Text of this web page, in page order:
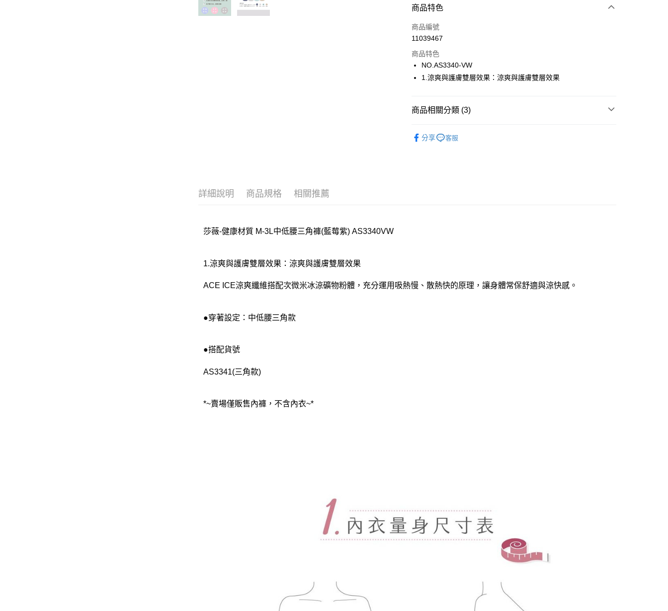
街口支付
ATM付款
全家取貨付款
付款後全家取貨
商品特色
商品編號
11039467
商品特色
NO.AS3340-VW
1.涼爽與護膚雙層效果：涼爽與護膚雙層效果
商品相關分類 (3)
分享 客服
詳細說明 商品規格 相關推薦
莎薇-健康材質 M-3L中低腰三角褲(藍莓紫) AS3340VW
1.涼爽與護膚雙層效果：涼爽與護膚雙層效果
ACE ICE涼爽纖維搭配次微米冰涼礦物粉體，充分運用吸熱慢、散熱快的原理，讓身體常保舒適與涼快感。
●穿著設定：中低腰三角款
●搭配貨號
AS3341(三角款)
*~賣場僅販售內褲，不含內衣~*